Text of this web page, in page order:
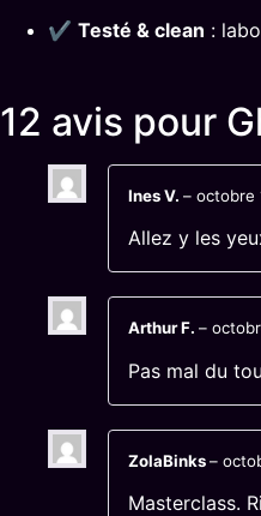
✔ Testé & clean :
12 avis pour
Ines V. – octobre
Allez y les
Arthur F. –
Pas mal du
ZolaBinks–
Masterclass.